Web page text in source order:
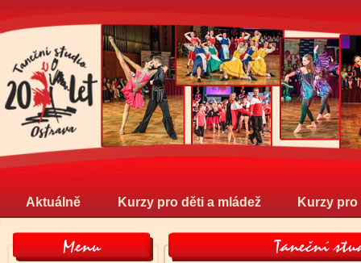
Aktuálně Kurzy pro děti a mládež Kurzy